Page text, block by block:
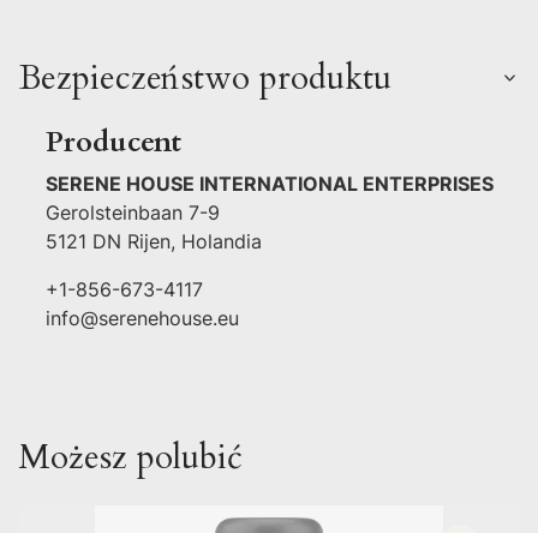
Bezpieczeństwo produktu
Producent
SERENE HOUSE INTERNATIONAL ENTERPRISES
Gerolsteinbaan 7-9
5121 DN Rijen, Holandia
+1-856-673-4117
info@serenehouse.eu
Możesz polubić